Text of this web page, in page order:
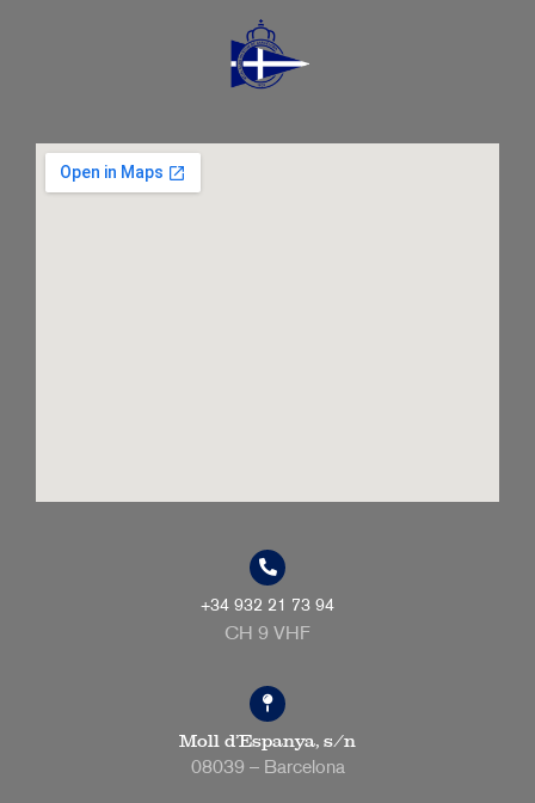
+34 932 21 73 94
CH 9 VHF
Moll d’Espanya, s/n
08039 – Barcelona